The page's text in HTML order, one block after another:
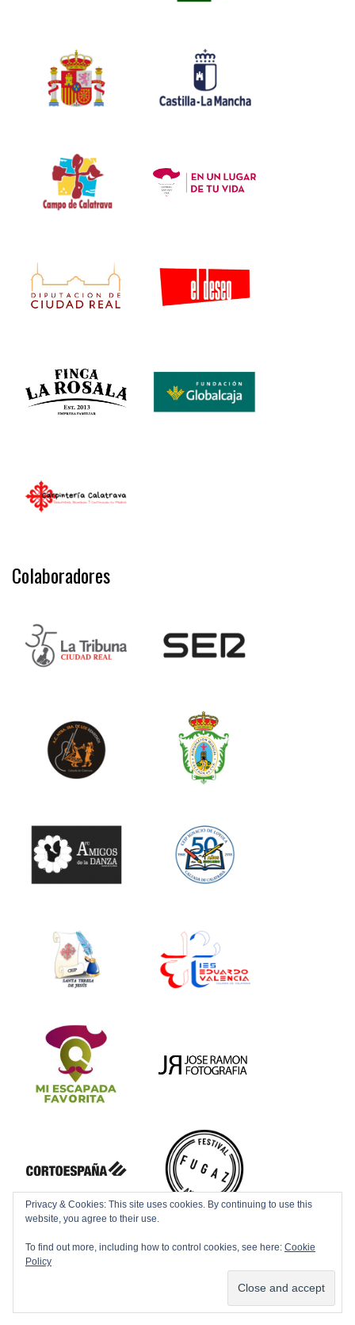
Colaboradores
Privacy & Cookies: This site uses cookies. By continuing to use this
website, you agree to their use.
To find out more, including how to control cookies, see here: Cookie
Policy